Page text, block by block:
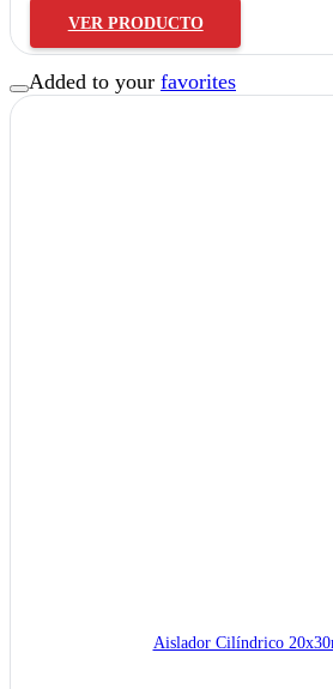
VER PRODUCTO
Added to your favorites
Aislador Cilíndrico